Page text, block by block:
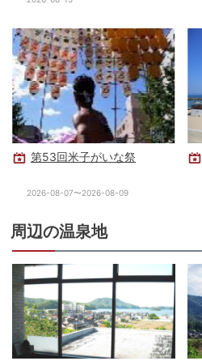
第53回米子がいな祭
2026-08-07〜2026-08-09
周辺の温泉地